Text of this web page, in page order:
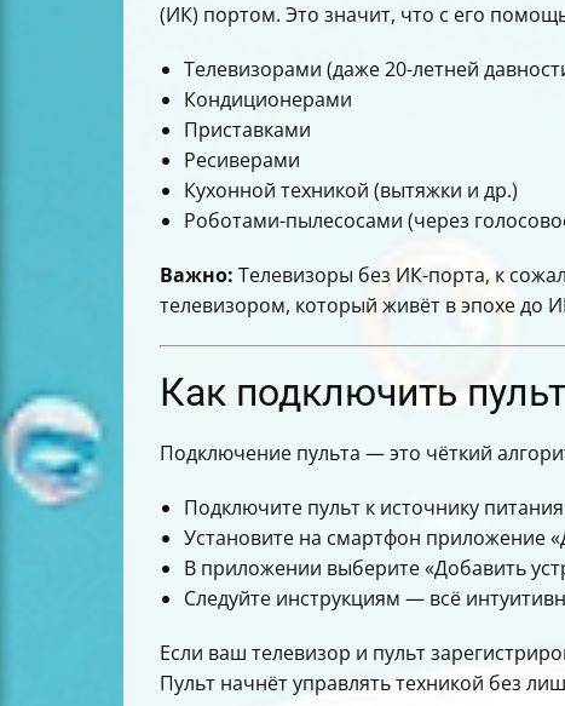
(ИК) портом. Это значит, что с его
Телевизорами (даже 20-летней
Кондиционерами
Приставками
Ресиверами
Кухонной техникой (вытяжки и др.)
Роботами-пылесосами (через
Важно: Телевизоры без ИК-порта, к
телевизором, который живёт в эпохе до
Как подключить
Подключение пульта — это чёткий
Подключите пульт к источнику
Установите на смартфон приложение
В приложении выберите «Добавить
Следуйте инструкциям — всё
Если ваш телевизор и пульт
Пульт начнёт управлять техникой без